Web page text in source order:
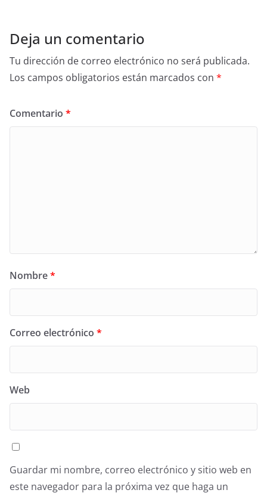
Deja un comentario
Tu dirección de correo electrónico no será publicada.
Los campos obligatorios están marcados con *
Comentario *
Nombre*
Correo electrónico *
Web
Guardar mi nombre, correo electrónico y sitio web en
este navegador para la próxima vez que haga un